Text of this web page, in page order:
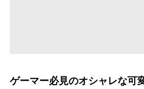
ゲーマー必見のオシャレな可